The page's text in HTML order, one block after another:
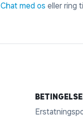
Chat med os eller ring